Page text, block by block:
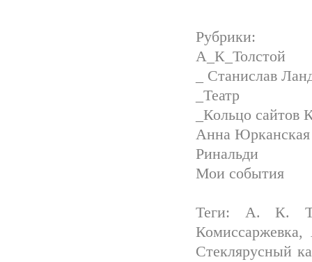
Рубрики:
А_К_Толстой
_ Станислав
_Театр
_Кольцо сайтов
Анна Юрканская
Ринальди
Мои события
Теги: А. К.
Стеклярусный